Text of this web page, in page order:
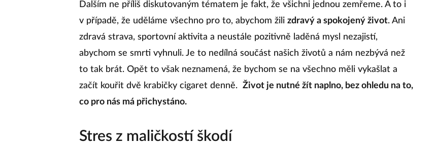
Dalším ne příliš diskutovaným tématem je fakt, že všichni jednou zemřeme. A to i
v případě, že uděláme všechno pro to, abychom žili zdravý a spokojený život. Ani
zdravá strava, sportovní aktivita a neustále pozitivně laděná mysl nezajistí,
abychom se smrti vyhnuli. Je to nedílná součást našich životů a nám nezbývá než
to tak brát. Opět to však neznamená, že bychom se na všechno měli vykašlat a
začít kouřit dvě krabičky cigaret denně. Život je nutné žít naplno, bez ohledu na to,
co pro nás má přichystáno.
Stres z maličkostí škodí